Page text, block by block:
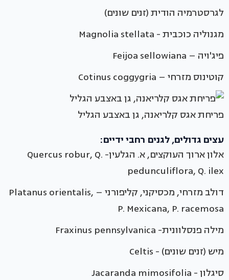
לגרסטרמיה הודית (זנים שונים)
מגנוליה כוכבית - Magnolia stellata
פיג'ויה – Feijoa sellowiana
קוטינוס מזרחי – Cotinus coggygria
פריחת אגס קלריאנה, גן באצבע הגליל
עצים גדולים, לגנים רחבי ידיים:
אלון ארוך העוקצים, א. הגלעין- Quercus robur, Q.
pedunculiflora, Q. ilex
דולב מזרחי, מכסיקני, קליפורני – Platanus orientalis,
P. Mexicana, P. racemosa
מילה פנסלוונית- Fraxinus pennsylvanica
מיש (זנים שונים) - Celtis
סיגלון - Jacaranda mimosifolia